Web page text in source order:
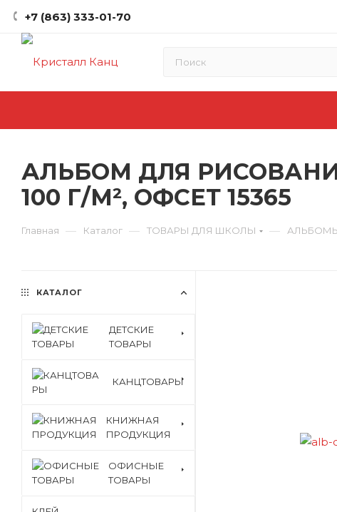
+7 (863) 333-01-70
АЛЬБОМ ДЛЯ
100 Г/М², ОФСЕТ 15365
Главная — Каталог — ТОВАРЫ ДЛЯ ШКОЛЫ —
КАТАЛОГ
ДЕТСКИЕ
ТОВАРЫ
КАНЦТОВАРЫ
КНИЖНАЯ
ПРОДУКЦИЯ
ОФИСНЫЕ
ТОВАРЫ